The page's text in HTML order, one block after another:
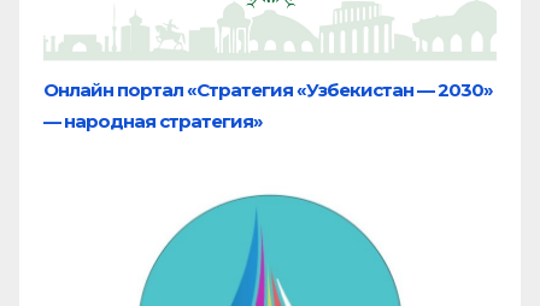
Онлайн портал «Стратегия «Узбекистан — 2030»
— народная стратегия»